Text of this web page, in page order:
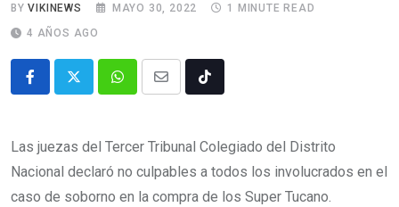
BYVIKINEWS MAYO 30, 2022
1 MINUTE READ
4 AÑOS AGO
Las juezas del Tercer Tribunal Colegiado del Distrito
Nacional declaró no culpables a todos los involucrados en el
caso de soborno en la compra de los Super Tucano.